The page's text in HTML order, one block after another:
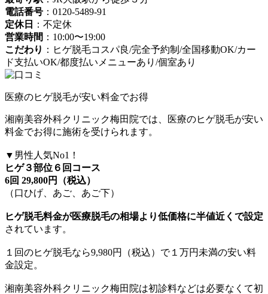
電話番号 ：0120-5489-91
定休日
：不定休
営業時間 ：10:00〜19:00
こだわり ：ヒゲ脱毛コスパ良/完全予約制/全国移動OK/カー
ド支払いOK/都度払いメニューあり/個室あり
医療のヒゲ脱毛が安い料金でお得
湘南美容外科クリニック梅田院では、医療のヒゲ脱毛が安い
料金でお得に施術を受けられます。
▼男性人気No1！
ヒゲ３部位６回コース
6回 29,800円（税込）
（口ひげ、あご、あご下）
ヒゲ脱毛料金が医療脱毛の相場より低価格に半値近くで設定
されています。
１回のヒゲ脱毛なら9,980円（税込）で１万円未満の安い料
金設定。
湘南美容外科クリニック梅田院は初診料などは必要なくて初